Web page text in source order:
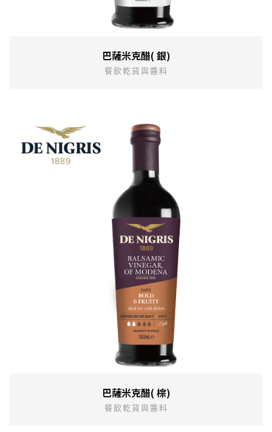
巴薩米克醋( 銀)
餐飲乾貨與醬料
巴薩米克醋( 棕)
餐飲乾貨與醬料